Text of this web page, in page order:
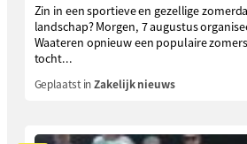
Zin in een sportieve en gezellige
landschap? Morgen, 7 augustus
Waateren opnieuw een populaire
tocht...
Geplaatst inZakelijk nieuws